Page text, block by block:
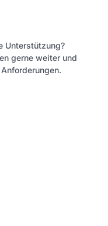
Unterstützung?
gerne weiter und